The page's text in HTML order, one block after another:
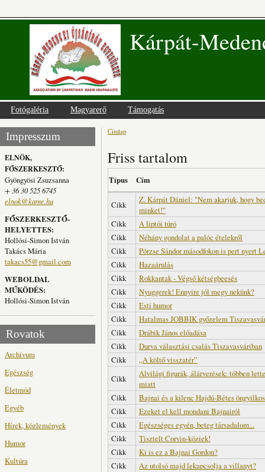
Kárpát-
Fotógaléria Magyarerő Támogatás
Impresszum
ELNÖK,
FŐSZERKESZTŐ:
Gyöngyösi Zsuzsanna
+ 36 30 525 6745
elnok@kame.hu
FŐSZERKESZTŐ-
HELYETTES:
Hollósi-Simon István
Takács Mária
takacs55@gmail.com
WEBOLDAL
MŰKÖDÉS:
Hollósi-Simon István
Rovatok
Archívum
Egészség
Életmód
Egyéb
Hírek, közlemények
Humor
Kultúra
Jelenlegi hely
Címlap
Friss tartalom
Típus Cím
Cikk
Z. Kárpát Dániel: "Nem akarjuk, hogy
minket!"
Cikk
A liptói túró
Cikk
Néhány gondolat a palóc ételekről
Cikk
Pörzse Sándor másodfokon is pert nyert
Cikk
Hazaárulás
Cikk
Rokkantak - Végső kétségbeesés
Cikk
Nyuggerek! Ennyire jól megy nekünk?
Cikk
Esti humor
Cikk
Hatalmas JOBBIK győzelem
Cikk
Drábik János előadása
Cikk
Durva választási csalás Tiszavasváriban
Cikk
„A költő visszatér”
Cikk
Alvilági figurák, álárverések: többen
miatt
Cikk
Bajnai és a kilenc Hajdú-Bétes
Cikk
Ezeket el kell mondani Bajnairól
Cikk
Egészséges egyén, beteg társadalom...
Cikk
Tisztelt Corvin-köziek!
Cikk
Ki is ez a Bajnai Gordon?
Cikk
Az utolsó majd lekapcsolja a villanyt?